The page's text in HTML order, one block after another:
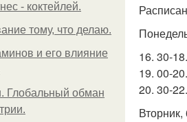
- коктейлей.
тому, что делаю.
и его влияние
Глобальный обман
16. 30-
19. 00-
20. 30-
Вторник,